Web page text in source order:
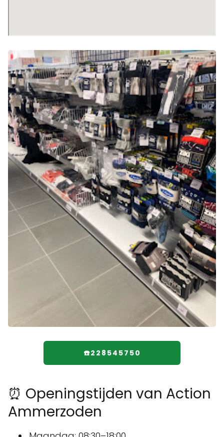
☎️228545750
⏰ Openingstijden van Action
Ammerzoden